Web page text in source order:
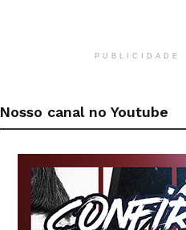
PUBLICIDADE
Nosso canal no Youtube